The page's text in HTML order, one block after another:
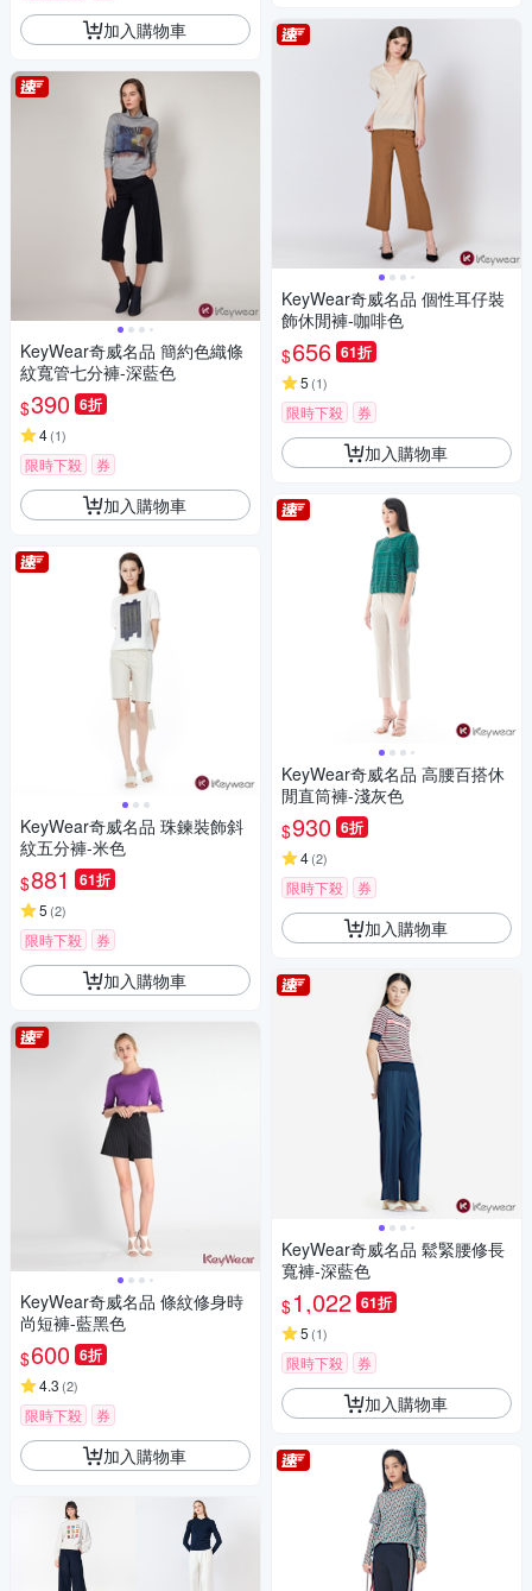
加入購物車
KeyWear奇威名品 簡約色織條
紋寬管七分褲-深藍色
$390 6折
4(1)
限時下殺 券
加入購物車
KeyWear奇威名品 珠鍊裝飾斜
紋五分褲-米色
$881 61折
5 (2)
限時下殺 券
加入購物車
KeyWear奇威名品 條紋修身時
尚短褲-藍黑色
$600 6折
4.3 (2)
限時下殺 券
加入購物車
KeyWear奇威名品 個性耳仔裝
飾休閒褲-咖啡色
$656 61折
5 (1)
限時下殺 券
加入購物車
KeyWear奇威名品 高腰百搭休
閒直筒褲-淺灰色
$930 6折
4(2)
限時下殺 券
加入購物車
KeyWear奇威名品 鬆緊腰修長
寬褲-深藍色
$1,022 61折
5 (1)
限時下殺 券
加入購物車